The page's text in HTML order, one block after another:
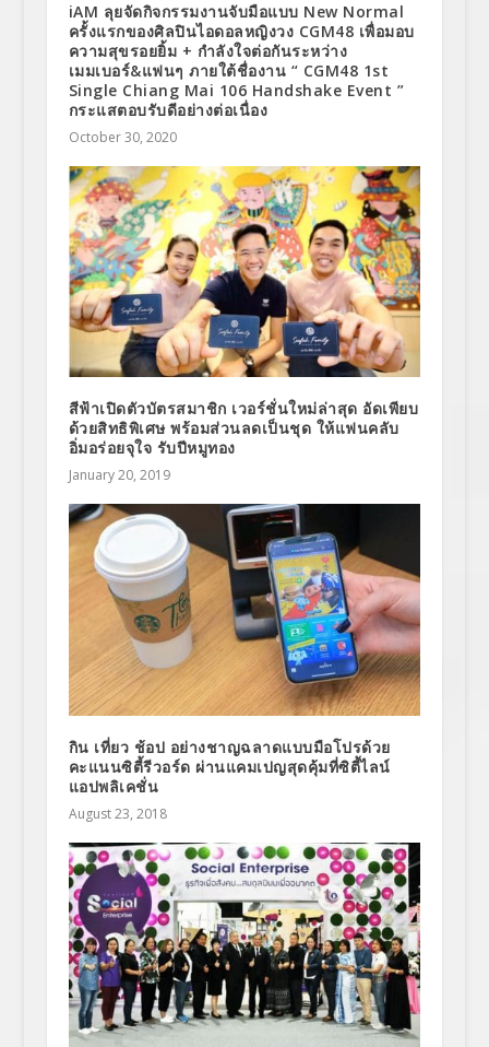
iAM ลุยจัดกิจกรรมงานจับมือแบบ New Normal
ครั้งแรกของศิลปินไอดอลหญิงวง CGM48 เพื่อมอบ
ความสุขรอยยิ้ม + กำลังใจต่อกันระหว่าง
เมมเบอร์&แฟนๆ ภายใต้ชื่องาน “ CGM48 1st
Single Chiang Mai 106 Handshake Event ”
กระแสตอบรับดีอย่างต่อเนื่อง
October 30, 2020
สีฟ้าเปิดตัวบัตรสมาชิก เวอร์ชั่นใหม่ล่าสุด อัดเพียบ
ด้วยสิทธิพิเศษ พร้อมส่วนลดเป็นชุด ให้แฟนคลับ
อิ่มอร่อยจุใจ รับปีหมูทอง
January 20, 2019
กิน เที่ยว ช้อป อย่างชาญฉลาดแบบมือโปรด้วย
คะแนนซิตี้รีวอร์ด ผ่านแคมเปญสุดคุ้มที่ซิตี้ไลน์
แอปพลิเคชั่น
August 23, 2018